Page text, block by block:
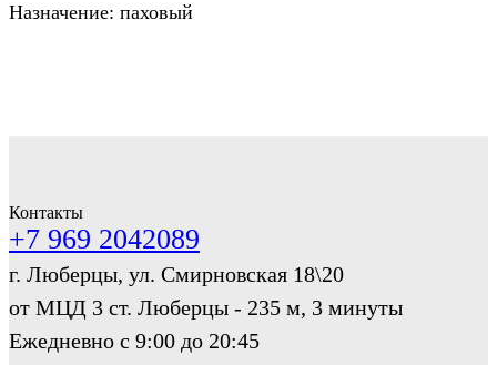
Назначение: паховый
Контакты
+7 969 2042089
г. Люберцы, ул. Смирновская 18\20
от МЦД 3 ст. Люберцы - 235 м, 3 минуты
Ежедневно с 9:00 до 20:45